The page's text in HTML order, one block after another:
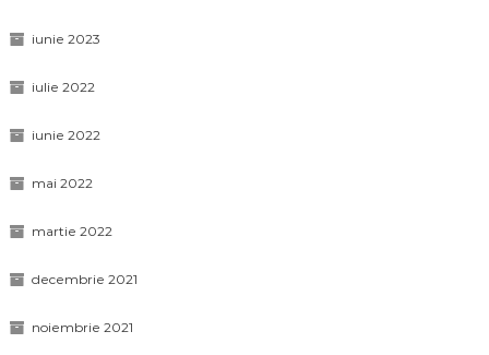
iunie 2023
iulie 2022
iunie 2022
mai 2022
martie 2022
decembrie 2021
noiembrie 2021